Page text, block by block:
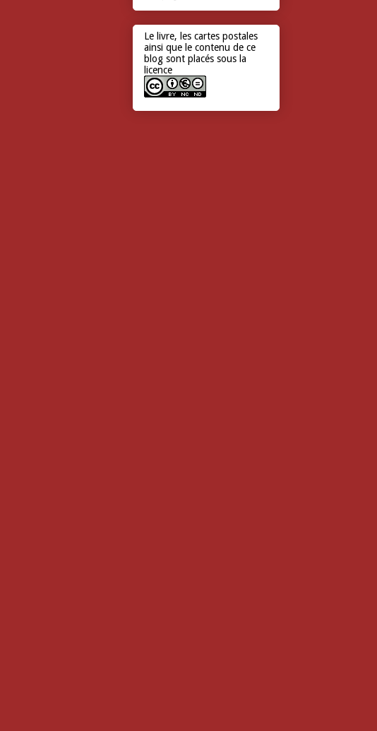
Le livre, les cartes postales
ainsi que le contenu de ce
blog sont placés sous la
licence